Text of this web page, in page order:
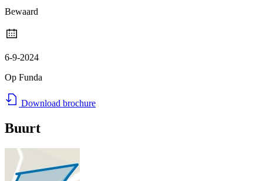
Bewaard
6-9-2024
Op Funda
Download brochure
Buurt